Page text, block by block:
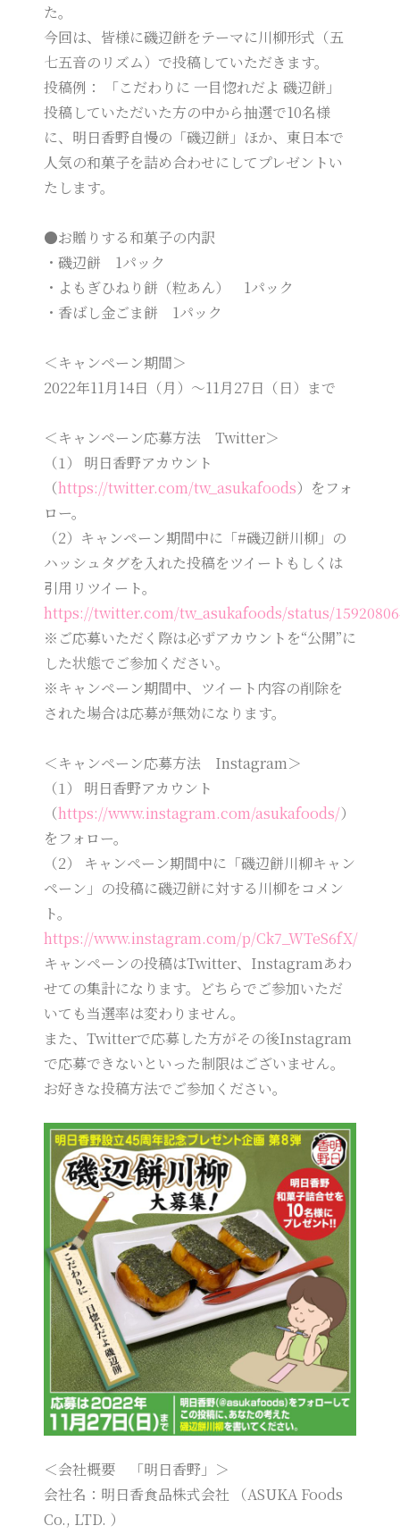
た。
今回は、皆様に磯辺餅をテーマに川柳形式（五
七五音のリズム）で投稿していただきます。
投稿例： 「こだわりに 一目惚れだよ 磯辺餅」
投稿していただいた方の中から抽選で10名様
に、明日香野自慢の「磯辺餅」ほか、東日本で
人気の和菓子を詰め合わせにしてプレゼントい
たします。
●お贈りする和菓子の内訳
・磯辺餅 1パック
・よもぎひねり餅（粒あん） 1パック
・香ばし金ごま餅 1パック
＜キャンペーン期間＞
2022年11月14日（月）～11月27日（日）まで
＜キャンペーン応募方法 Twitter＞
（1） 明日香野アカウント
（https://twitter.com/tw_asukafoods）をフォ
ロー。
（2）キャンペーン期間中に「#磯辺餅川柳」の
ハッシュタグを入れた投稿をツイートもしくは
引用リツイート。
https://twitter.com/tw_asukafoods/status/
※ご応募いただく際は必ずアカウントを“公開”に
した状態でご参加ください。
※キャンペーン期間中、ツイート内容の削除を
された場合は応募が無効になります。
＜キャンペーン応募方法 Instagram＞
（1） 明日香野アカウント
（https://www.instagram.com/asukafoods/）
をフォロー。
（2） キャンペーン期間中に「磯辺餅川柳キャン
ペーン」の投稿に磯辺餅に対する川柳をコメン
ト。
https://www.instagram.com/p/Ck7_WTeS6fX/
キャンペーンの投稿はTwitter、Instagramあわ
せての集計になります。どちらでご参加いただ
いても当選率は変わりません。
また、Twitterで応募した方がその後Instagram
で応募できないといった制限はございません。
お好きな投稿方法でご参加ください。
＜会社概要 「明日香野」＞
会社名：明日香食品株式会社 （ASUKA Foods
Co., LTD. ）